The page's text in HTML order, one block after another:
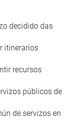
decidido das
itinerarios
recursos
públicos de
de servizos en